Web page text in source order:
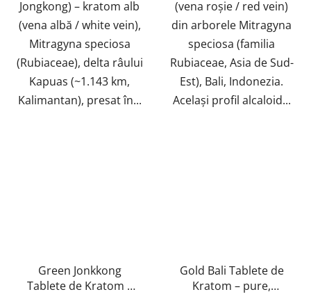
Jongkong) – kratom alb
(vena albă / white vein),
Mitragyna speciosa
(Rubiaceae), delta râului
Kapuas (~1.143 km,
Kalimantan), presat în...
(vena roșie / red vein)
din arborele Mitragyna
speciosa (familia
Rubiaceae, Asia de Sud-
Est), Bali, Indonezia.
Același profil alcaloid...
Green Jonkkong
Tablete de Kratom –
Gold Bali Tablete de
Kratom – pure,